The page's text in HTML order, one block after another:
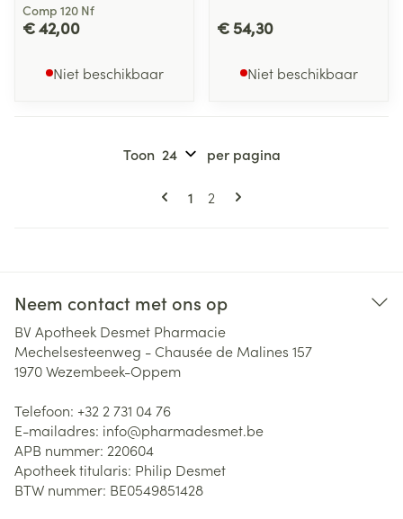
Comp 120 Nf
€ 42,00
Niet beschikbaar
€ 54,30
Niet beschikbaar
Pagina's
U lees momenteel pagina
1 Pagina
2
Toon per pagina
Neem contact met ons op
BV Apotheek Desmet Pharmacie
Mechelsesteenweg - Chausée de Malines 157
1970Wezembeek-Oppem
Telefoon: +32 2 731 04 76
E-mailadres: info@pharmadesmet.be
APB nummer: 220604
Apotheek titularis: Philip Desmet
BTW nummer: BE0549851428